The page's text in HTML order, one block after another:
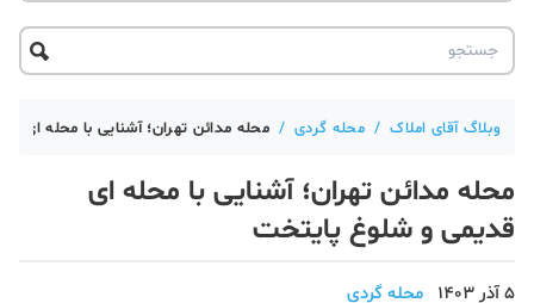
حقوقی
آکادمی
آکادمی آقای املاک
آموزش املاک
آموزش پلتفرم آقای املاک
تحلیل مسکن
وبلاگ آقای املاک / محله گردی / محله مدائن تهران؛ آشنایی با محله ای
محله مدائن تهران؛ آشنایی با محله ای
قدیمی و شلوغ پایتخت
5 آذر 1403 محله گردی